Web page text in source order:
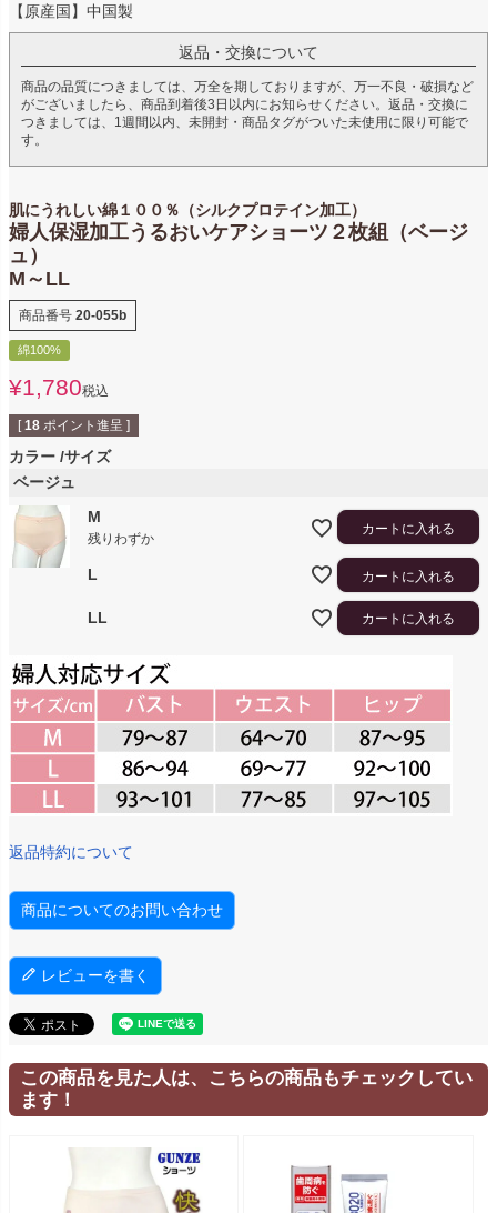
【原産国】中国製
返品・交換について
商品の品質につきましては、万全を期しておりますが、万一不良・破損など
がございましたら、商品到着後3日以内にお知らせください。返品・交換に
つきましては、1週間以内、未開封・商品タグがついた未使用に限り可能で
す。
肌にうれしい綿１００％（シルクプロテイン加工）
婦人保湿加工うるおいケアショーツ２枚組（ベージ
ュ）
M～LL
商品番号 20-055b
綿100%
¥1,780税込
[ 18 ポイント進呈 ]
カラー サイズ
ベージュ
M
残りわずか
カートに入れる
L カートに入れる
LL カートに入れる
返品特約について
商品についてのお問い合わせ
レビューを書く
この商品を見た人は、こちらの商品もチェックしてい
ます！